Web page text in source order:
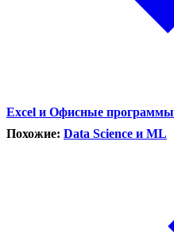
Excel и Офисные программы
Похожие: Data Science и ML